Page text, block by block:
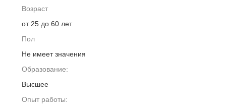
Возраст
от 25 до 60 лет
Пол
Не имеет значения
Образование:
Высшее
Опыт работы: